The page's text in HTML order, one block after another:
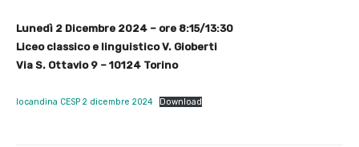
Lunedì 2 Dicembre 2024 – ore 8:15/13:30
Liceo classico e linguistico V. Gioberti
Via S. Ottavio 9 – 10124 Torino
locandina CESP 2 dicembre 2024 Download